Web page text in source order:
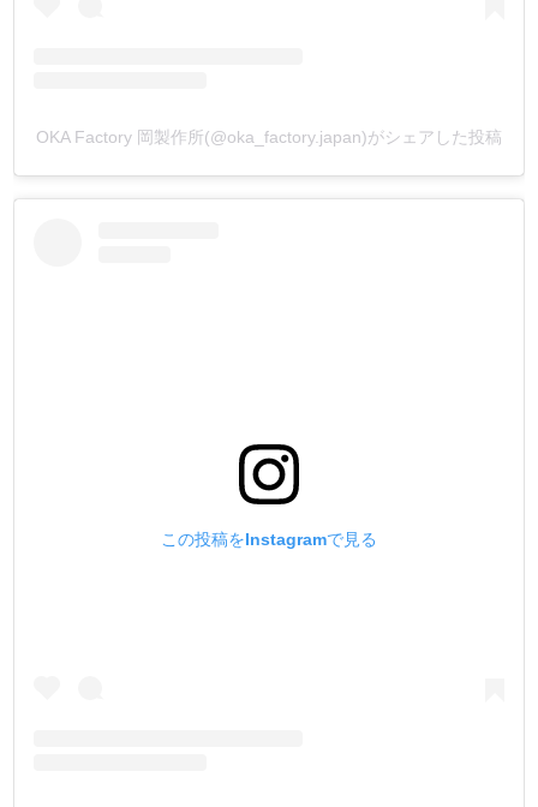
OKA Factory 岡製作所(@oka_factory.japan)がシェアした投稿
この投稿をInstagramで見る